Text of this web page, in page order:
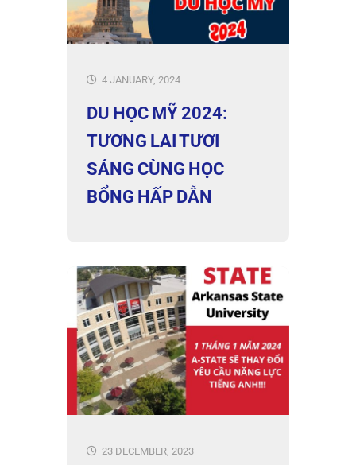
4 JANUARY, 2024
DU HỌC MỸ 2024:
TƯƠNG LAI TƯƠI
SÁNG CÙNG HỌC
BỔNG HẤP DẪN
23 DECEMBER, 2023